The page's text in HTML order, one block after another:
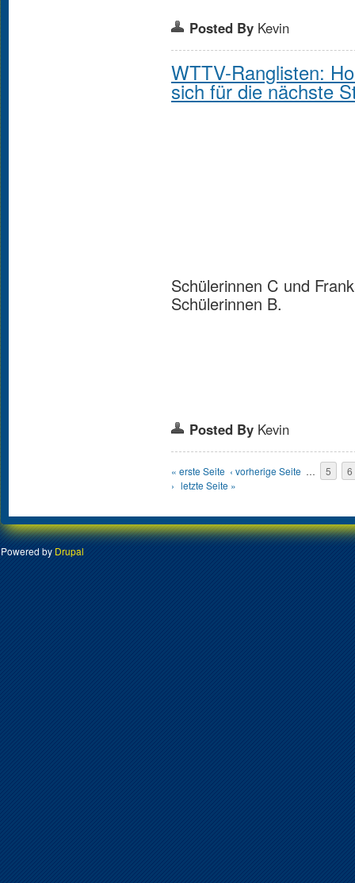
Posted By Kevin
WTTV-Ranglisten:
sich für die nächste
Schülerinnen C und
Schülerinnen B.
Posted By Kevin
Seiten
« erste Seite ‹ vorherige Seite … 5
6
› letzte Seite »
Powered by Drupal